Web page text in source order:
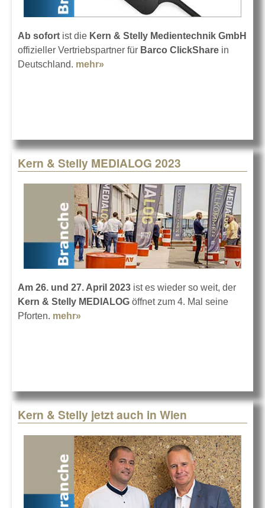
Ab sofort ist die Kern & Stelly Medientechnik GmbH
offizieller Vertriebspartner für Barco ClickShare in
Deutschland. mehr»
Kern & Stelly MEDIALOG 2023
Am 26. und 27. April 2023 ist es wieder so weit, der
Kern & Stelly MEDIALOG öffnet zum 4. Mal seine
Pforten. mehr»
Kern & Stelly jetzt auch in Wien